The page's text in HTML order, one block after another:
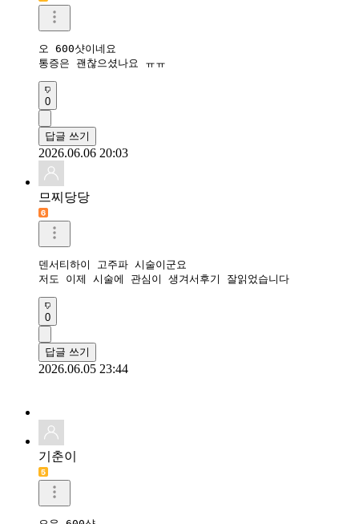
오 600샷이네요
통증은 괜찮으셨나요 ㅠㅠ
0
답글 쓰기
2026.06.06 20:03
므찌당당
덴서티하이 고주파 시술이군요
저도 이제 시술에 관심이 생겨서후기 잘읽었습니다
0
답글 쓰기
2026.06.05 23:44
기춘이